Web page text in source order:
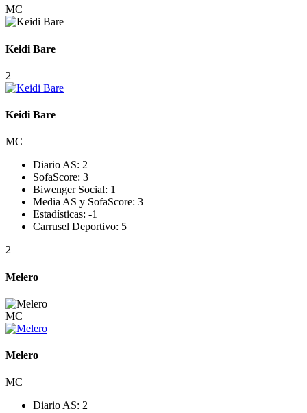
MC
Keidi Bare
2
Keidi Bare
MC
Diario AS: 2
SofaScore: 3
Biwenger Social: 1
Media AS y SofaScore: 3
Estadísticas: -1
Carrusel Deportivo: 5
2
Melero
MC
Melero
MC
Diario AS: 2